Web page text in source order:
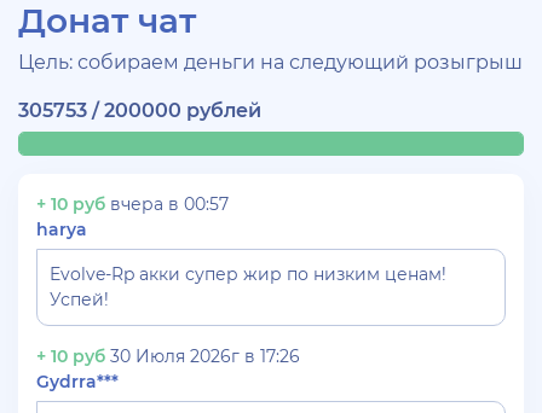
Донат чат
Цель: собираем деньги на следующий розыгрыш
305753 / 200000 рублей
+ 10 руб вчера в 00:57
harya
Evolve-Rp акки супер жир по низким ценам!
Успей!
+ 10 руб 30 Июля 2026г в 17:26
Gydrra***